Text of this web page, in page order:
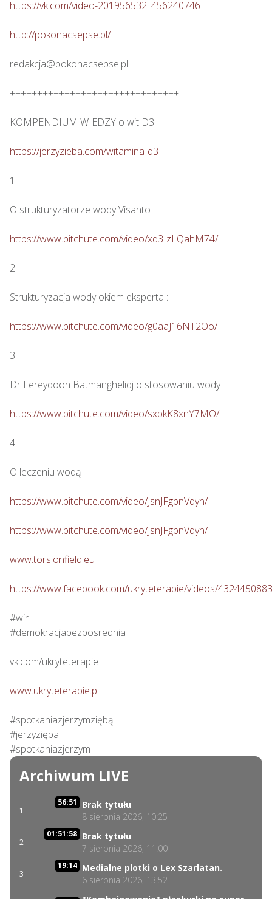
https://vk.com/video-201956532_456240746
http://pokonacsepse.pl/
redakcja@pokonacsepse.pl
+++++++++++++++++++++++++++++++
KOMPENDIUM WIEDZY o wit D3.
https://jerzyzieba.com/witamina-d3
1.
O strukturyzatorze wody Visanto :
https://www.bitchute.com/video/xq3IzLQahM74/
2.
Strukturyzacja wody okiem eksperta :
https://www.bitchute.com/video/g0aaJ16NT2Oo/
3.
Dr Fereydoon Batmanghelidj o stosowaniu wody
https://www.bitchute.com/video/sxpkK8xnY7MO/
4.
O leczeniu wodą
https://www.bitchute.com/video/JsnJFgbnVdyn/
https://www.bitchute.com/video/JsnJFgbnVdyn/
www.torsionfield.eu
https://www.facebook.com/ukryteterapie/videos/
#wir
#demokracjabezposrednia
vk.com/ukryteterapie
www.ukryteterapie.pl
#spotkaniazjerzymziębą
#jerzyzięba
#spotkaniazjerzym
Archiwum LIVE
1
56:51
Brak tytułu
8 sierpnia 2026, 10:25
2
01:51:58 Brak tytułu
7 sierpnia 2026, 11:00
3
19:14 Medialne plotki o Lex Szarlatan.
6 sierpnia 2026, 13:52